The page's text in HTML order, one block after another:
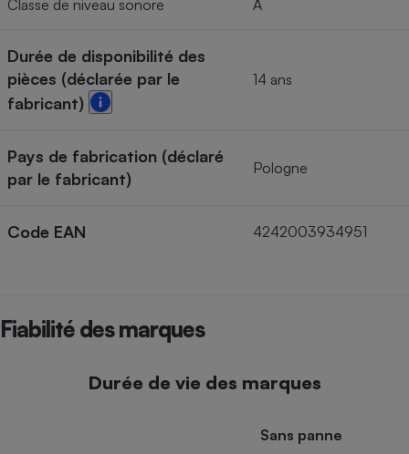
Classe de niveau sonore A
Durée de disponibilité des
pièces (déclarée par le
fabricant)
14 ans
Pays de fabrication (déclaré
par le fabricant)
Pologne
Code EAN 4242003934951
Fiabilité des marques
Durée de vie des marques
Sans panne